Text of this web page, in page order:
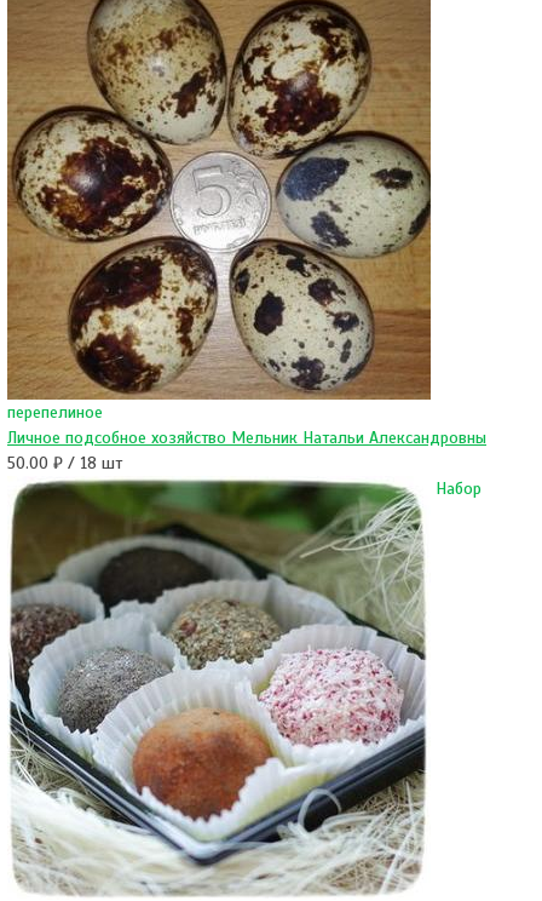
перепелиное
Личное подсобное хозяйство Мельник Натальи Александровны
50.00 ₽ / 18 шт
Набор